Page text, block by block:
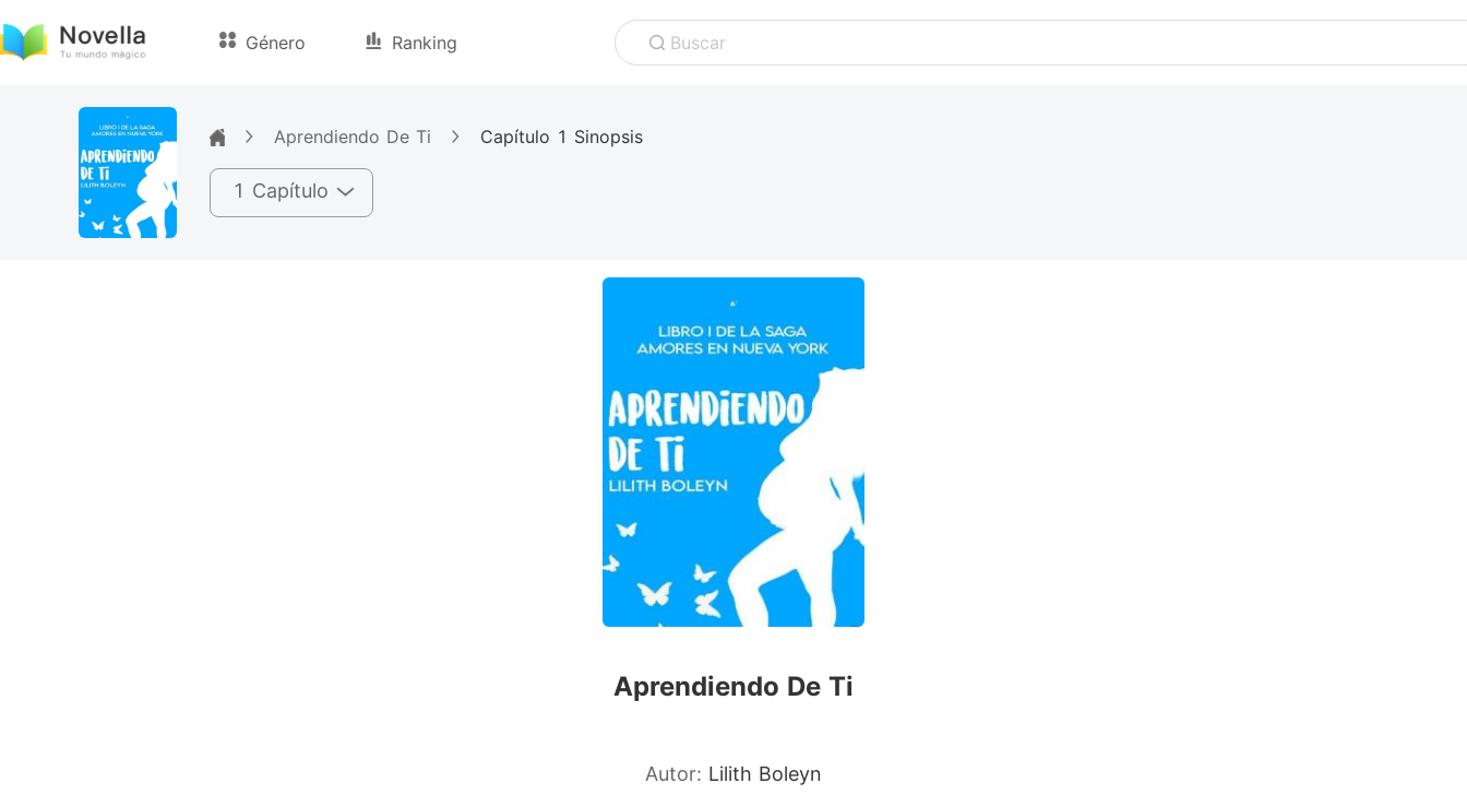
Género Ranking Buscar
Aprendiendo De Ti Capítulo 1 Sinopsis
1 Capítulo
Aprendiendo De Ti
Autor: Lilith Boleyn